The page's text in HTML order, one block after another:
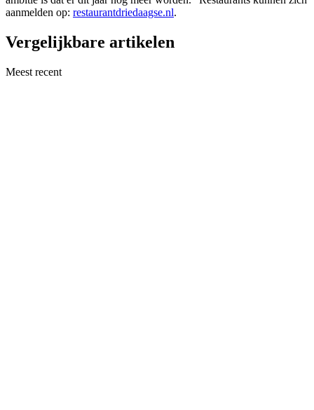
aanmelden op: restaurantdriedaagse.nl.
Vergelijkbare artikelen
Meest recent